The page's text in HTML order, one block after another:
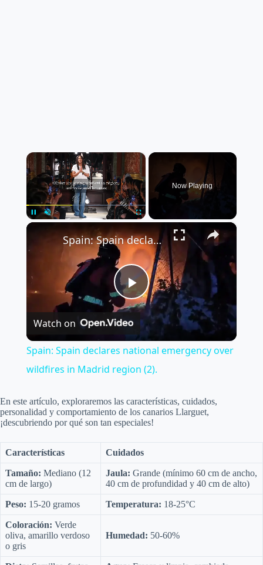
×
Now Playing
×
P
l
a
y
i
d
Spain: Spain declares national emergency over wildfires in Madrid region (2).
Watch on
Spain: Spain declares national emergency over
wildfires in Madrid region (2).
En este artículo, exploraremos las características, cuidados,
personalidad y comportamiento de los canarios Llarguet,
¡descubriendo por qué son tan especiales!
Características Cuidados
Tamaño: Mediano (12
cm de largo)
Jaula: Grande (mínimo 60 cm de ancho,
40 cm de profundidad y 40 cm de alto)
Peso: 15-20 gramos Temperatura: 18-25°C
Coloración: Verde
oliva, amarillo verdoso
o gris
Humedad: 50-60%